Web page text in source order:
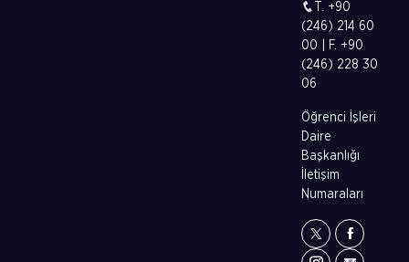
T. +90
(246) 214 60
00 | F. +90
(246) 228 30
06
Öğrenci İşleri
Daire
Başkanlığı
İletişim
Numaraları